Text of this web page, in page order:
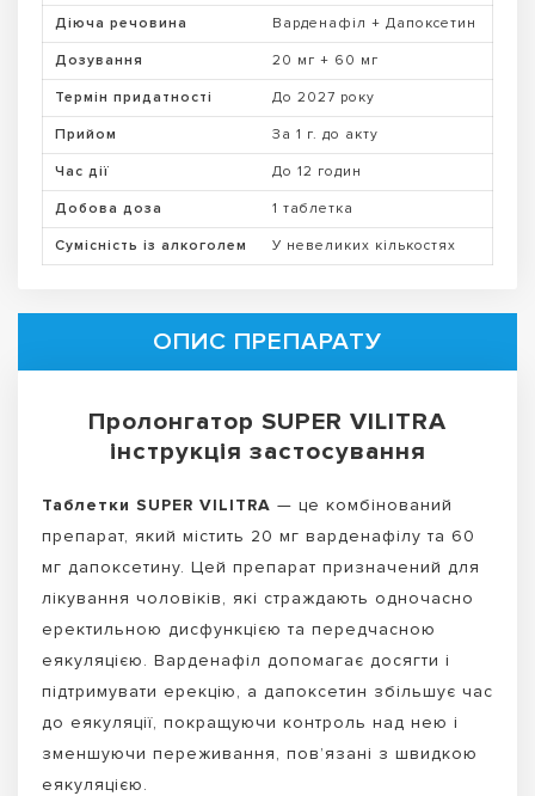
Діюча речовина Варденафіл + Дапоксетин
Дозування 20 мг + 60 мг
Термін придатності До 2027 року
Прийом За 1 г. до акту
Час дії До 12 годин
Добова доза 1 таблетка
Сумісність із алкоголем У невеликих кількостях
ОПИС ПРЕПАРАТУ
Пролонгатор SUPER VILITRA
інструкція застосування
Таблетки SUPER VILITRA — це комбінований
препарат, який містить 20 мг варденафілу та 60
мг дапоксетину. Цей препарат призначений для
лікування чоловіків, які страждають одночасно
еректильною дисфункцією та передчасною
еякуляцією. Варденафіл допомагає досягти і
підтримувати ерекцію, а дапоксетин збільшує час
до еякуляції, покращуючи контроль над нею і
зменшуючи переживання, пов’язані з швидкою
еякуляцією.